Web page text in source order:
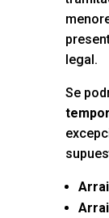
legal.
Se